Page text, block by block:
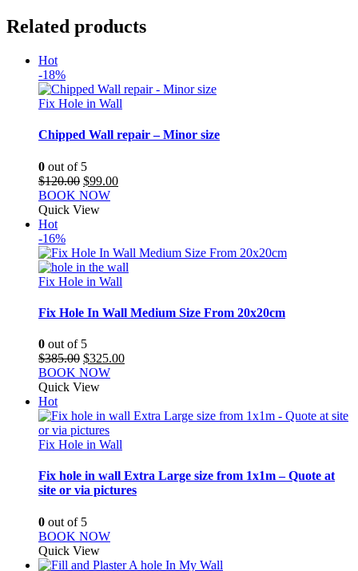
Related products
Hot
-18%
Fix Hole in Wall
Chipped Wall repair – Minor size
0 out of 5
$120.00 Original
price
was:
$99.00Current
BOOK NOW
Quick View
Hot
-16%
Fix Hole in Wall
Fix Hole In Wall Medium Size From 20x20cm
0 out of 5
$385.00 Original
price
was:
$325.00Current
BOOK NOW
Quick View
Hot
Fix Hole in Wall
Fix hole in wall Extra Large size from 1x1m – Quote at
site or via pictures
0 out of 5
BOOK NOW
Quick View